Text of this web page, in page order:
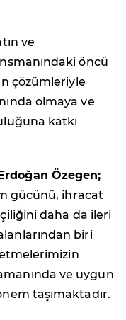
ve
öncü
çözümleriyle
olmaya ve
katkı
Özegen;
gücünü, ihracat
daha da ileri
biri
ve uygun
taşımaktadır.